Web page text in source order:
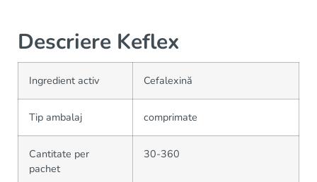
Descriere Keflex
Ingredient activ Cefalexină
Tip ambalaj comprimate
Cantitate per
pachet
30-360